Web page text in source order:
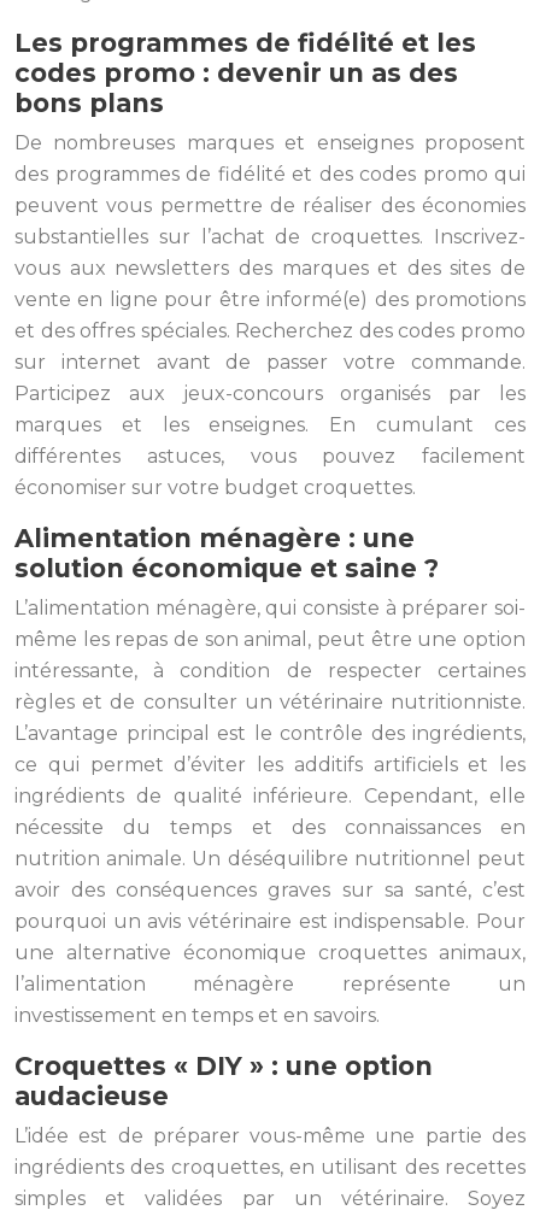
Les programmes de fidélité et les
codes promo : devenir un as des
bons plans
De nombreuses marques et enseignes proposent
des programmes de fidélité et des codes promo qui
peuvent vous permettre de réaliser des économies
substantielles sur l’achat de croquettes. Inscrivez-
vous aux newsletters des marques et des sites de
vente en ligne pour être informé(e) des promotions
et des offres spéciales. Recherchez des codes promo
sur internet avant de passer votre commande.
Participez aux jeux-concours organisés par les
marques et les enseignes. En cumulant ces
différentes astuces, vous pouvez facilement
économiser sur votre budget croquettes.
Alimentation ménagère : une
solution économique et saine ?
L’alimentation ménagère, qui consiste à préparer soi-
même les repas de son animal, peut être une option
intéressante, à condition de respecter certaines
règles et de consulter un vétérinaire nutritionniste.
L’avantage principal est le contrôle des ingrédients,
ce qui permet d’éviter les additifs artificiels et les
ingrédients de qualité inférieure. Cependant, elle
nécessite du temps et des connaissances en
nutrition animale. Un déséquilibre nutritionnel peut
avoir des conséquences graves sur sa santé, c’est
pourquoi un avis vétérinaire est indispensable. Pour
une alternative économique croquettes animaux,
l’alimentation ménagère représente un
investissement en temps et en savoirs.
Croquettes « DIY » : une option
audacieuse
L’idée est de préparer vous-même une partie des
ingrédients des croquettes, en utilisant des recettes
simples et validées par un vétérinaire. Soyez